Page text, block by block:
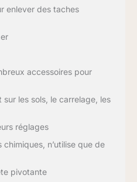
enlever des taches
accessoires pour
les sols, le carrelage, les
réglages
n’utilise que de
pivotante